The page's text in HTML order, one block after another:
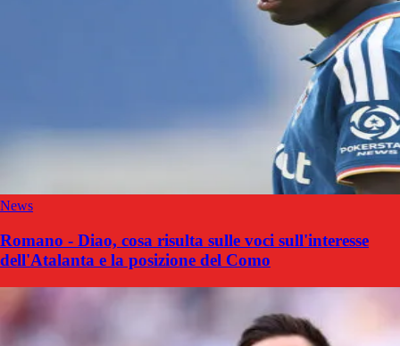
News
Romano - Diao, cosa risulta sulle voci sull'interesse
dell'Atalanta e la posizione del Como